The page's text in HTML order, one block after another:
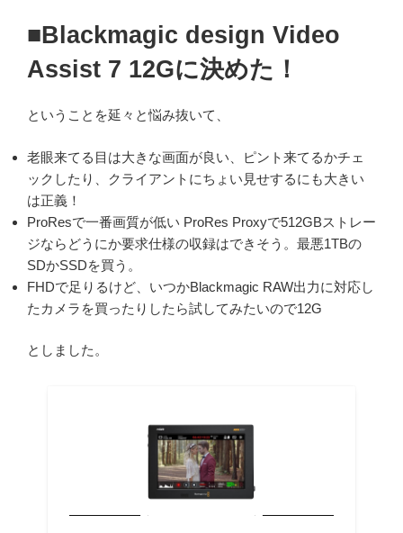
■Blackmagic design Video
Assist 7 12Gに決めた！
ということを延々と悩み抜いて、
老眼来てる目は大きな画面が良い、ピント来てるかチェ
ックしたり、クライアントにちょい見せするにも大きい
は正義！
ProResで一番画質が低い ProRes Proxyで512GBストレー
ジならどうにか要求仕様の収録はできそう。最悪1TBの
SDかSSDを買う。
FHDで足りるけど、いつかBlackmagic RAW出力に対応し
たカメラを買ったりしたら試してみたいので12G
としました。